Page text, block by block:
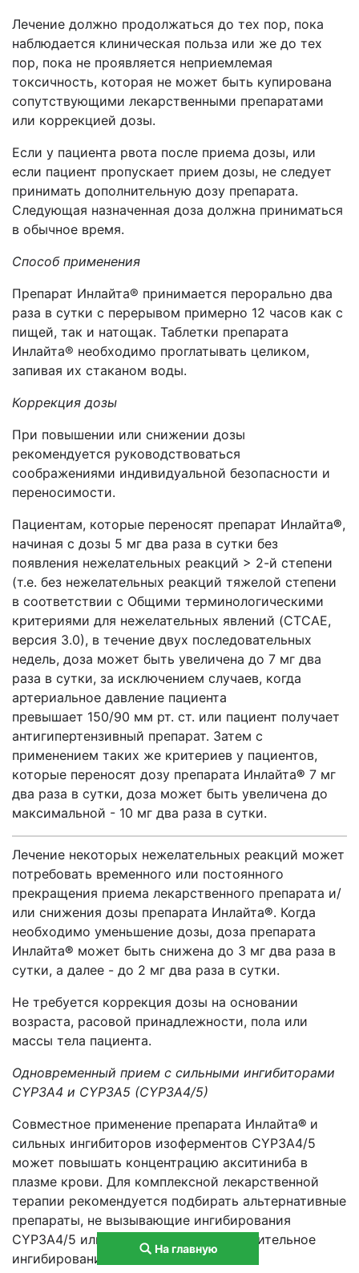
Лечение должно продолжаться до тех пор, пока
наблюдается клиническая польза или же до тех
пор, пока не проявляется неприемлемая
токсичность, которая не может быть купирована
сопутствующими лекарственными препаратами
или коррекцией дозы.
Если у пациента рвота после приема дозы, или
если пациент пропускает прием дозы, не следует
принимать дополнительную дозу препарата.
Следующая назначенная доза должна приниматься
в обычное время.
Способ применения
Препарат Инлайта® принимается перорально два
раза в сутки с перерывом примерно 12 часов как с
пищей, так и натощак. Таблетки препарата
Инлайта® необходимо проглатывать целиком,
запивая их стаканом воды.
Коррекция дозы
При повышении или снижении дозы
рекомендуется руководствоваться
соображениями индивидуальной безопасности и
переносимости.
Пациентам, которые переносят препарат Инлайта®,
начиная с дозы 5 мг два раза в сутки без
появления нежелательных реакций > 2-й степени
(т.е. без нежелательных реакций тяжелой степени
в соответствии с Общими терминологическими
критериями для нежелательных явлений (CTCAE,
версия 3.0), в течение двух последовательных
недель, доза может быть увеличена до 7 мг два
раза в сутки, за исключением случаев, когда
артериальное давление пациента
превышает 150/90 мм рт. cт. или пациент получает
антигипертензивный препарат. Затем с
применением таких же критериев у пациентов,
которые переносят дозу препарата Инлайта® 7 мг
два раза в сутки, доза может быть увеличена до
максимальной - 10 мг два раза в сутки.
Лечение некоторых нежелательных реакций может
потребовать временного или постоянного
прекращения приема лекарственного препарата и/
или снижения дозы препарата Инлайта®. Когда
необходимо уменьшение дозы, доза препарата
Инлайта® может быть снижена до 3 мг два раза в
сутки, а далее - до 2 мг два раза в сутки.
Не требуется коррекция дозы на основании
возраста, расовой принадлежности, пола или
массы тела пациента.
Одновременный прием с сильными ингибиторами
CYP3A4 и CYP3A5 (CYP3A4/5)
Совместное применение препарата Инлайта® и
сильных ингибиторов изоферментов CYP3A4/5
может повышать концентрацию акситиниба в
плазме крови. Для комплексной лекарственной
терапии рекомендуется подбирать альтернативные
препараты, не вызывающие ингибирования
CYP3A4/5 или вызывающие их незначительное
ингибирование.
На главную